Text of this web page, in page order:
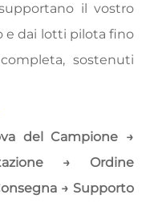
il vostro
e dai lotti pilota fino
sostenuti
del Campione →
→ Ordine
→ Supporto